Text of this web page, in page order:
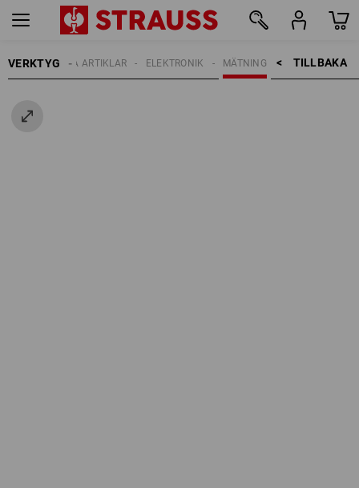
VERKTYG TILLBAKA    >
MÄTNING
ELEKTRONIK
ELEKTRISKA ARTIKLAR